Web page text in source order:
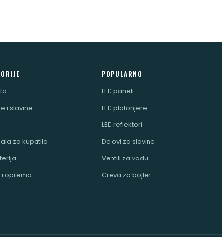
i slavine
za kupatilo
i oprema
POPULARNO
LED paneli
LED plafonjere
LED reflektori
Delovi za slavine
Ventili za vodu
Creva za bojler